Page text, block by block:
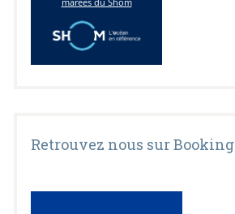
Retrouvez nous sur Booking